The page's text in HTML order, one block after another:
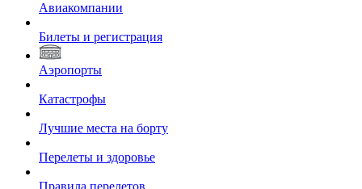
Авиакомпании
Билеты и регистрация
Аэропорты
Катастрофы
Лучшие места на борту
Перелеты и здоровье